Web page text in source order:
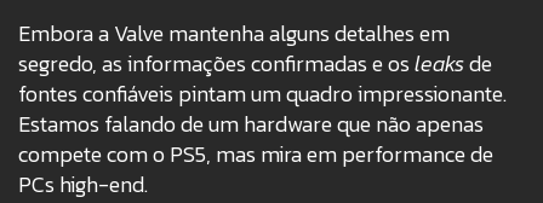
Embora a Valve mantenha alguns detalhes em
segredo, as informações confirmadas e osleaksde
fontes confiáveis pintam um quadro impressionante.
Estamos falando de um hardware que não apenas
compete com o PS5, mas mira em performance de
PCs high-end.